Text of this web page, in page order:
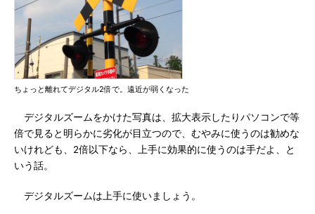
ちょっと離れてデジタル2倍で。遠近が弱くなった
デジタルズームをかけた写真は、拡大表示したりパソコンで等
倍で見ると明らかに劣化が目立つので、むやみに使うのは勧めな
いけれども、2倍以下なら、上手に効果的に使うのは手だよ、と
いう話。
デジタルズームは上手に使いましょう。